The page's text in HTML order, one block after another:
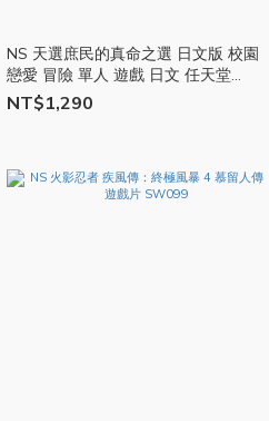
NS 天選庶民的真命之選 日文版 校園
戀愛 冒險 單人 遊戲 日文 任天堂
Switch 遊戲片
NT$1,290